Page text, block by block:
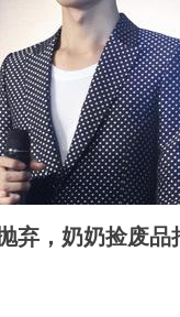
弃，奶奶捡废